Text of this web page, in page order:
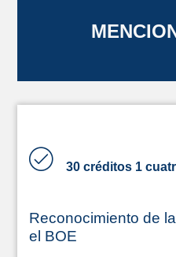
30 créditos 1
Reconocimiento de
el BOE